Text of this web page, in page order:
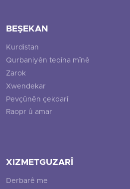
BEŞEKAN
Kurdistan
Qurbaniyên teqîna mînê
Zarok
Xwendekar
Pevçûnên çekdarî
Raopr û amar
XIZMETGUZARÎ
Derbarê me